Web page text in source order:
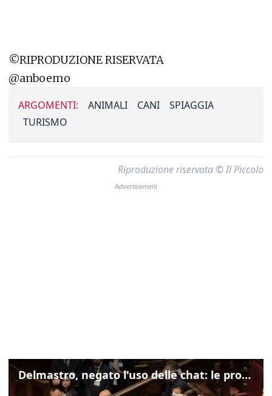
©RIPRODUZIONE RISERVATA
@anboemo
ARGOMENTI: ANIMALI CANI
SPIAGGIA
TURISMO
Riproduzione riservata © Il Piccolo
Delmastro, negato l'uso delle chat: le proteste di Avs e M5s